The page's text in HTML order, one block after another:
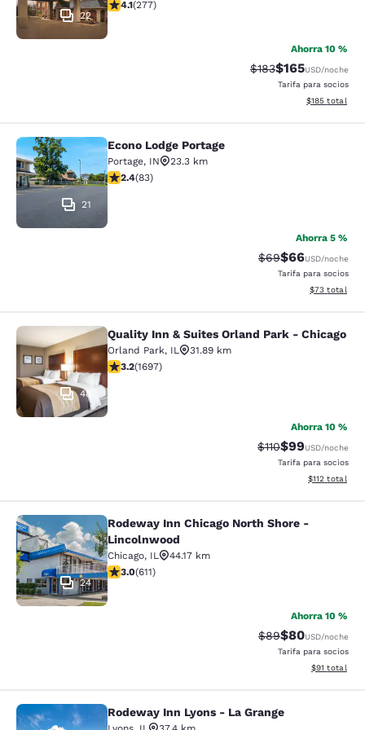
22
Calificación de 4.14 estrellas. Muy bueno. 277 reseñas
4.1(277)
Ahorra 10 %
Tarifa tachada:
$183Tarifa reducida:
$165USD/noche
Tarifa para socios
Ver detalles
$185 total
Econo Lodge Portage
21
Econo Lodge Portage
Portage, IN
23.3 km
Calificación de 2.35 estrellas. Razonable. 83 reseñas
2.4(83)
Ahorra 5 %
Tarifa tachada:
$69Tarifa
$66USD/noche
Tarifa para socios
Ver detalles
$73 total
Quality Inn & Suites Orland Park -
48
Quality Inn & Suites Orland Park - Chicago
Orland Park, IL
31.89 km
Calificación de 3.22 estrellas. Bueno. 1697 reseñas
3.2(1697)
Ahorra 10 %
Tarifa tachada:
$110Tarifa
$99USD/noche
Tarifa para socios
Ver detalles
$112 total
Rodeway Inn Chicago North Shore
24
Rodeway Inn Chicago North Shore -
Lincolnwood
Chicago, IL
44.17 km
Calificación de 2.98 estrellas. Razonable. 611 reseñas
3.0(611)
Ahorra 10 %
Tarifa tachada:
$89Tarifa
$80USD/noche
Tarifa para socios
Ver detalles
$91 total
Rodeway Inn Lyons - La Grange
Rodeway Inn Lyons - La Grange